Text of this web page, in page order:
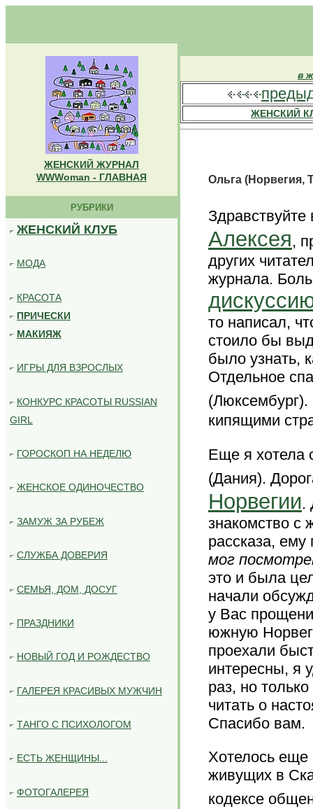
ЖЕНСКИЙ ЖУРНАЛ
WWWoman - ГЛАВНАЯ
РУБРИКИ
ЖЕНСКИЙ КЛУБ
МОДА
КРАСОТА
ПРИЧЕСКИ
МАКИЯЖ
ИГРЫ ДЛЯ ВЗРОСЛЫХ
КОНКУРС КРАСОТЫ RUSSIAN
GIRL
ГОРОСКОП НА НЕДЕЛЮ
ЖЕНСКОЕ ОДИНОЧЕСТВО
ЗАМУЖ ЗА РУБЕЖ
СЛУЖБА ДОВЕРИЯ
СЕМЬЯ, ДОМ, ДОСУГ
ПРАЗДНИКИ
НОВЫЙ ГОД И РОЖДЕСТВО
ГАЛЕРЕЯ КРАСИВЫХ МУЖЧИН
ТАНГО С ПСИХОЛОГОМ
ЕСТЬ ЖЕНЩИНЫ...
ФОТОГАЛЕРЕЯ
в
ЖЕНСКИЙ
Ольга (Норвегия,
Алексея,
других
журнала.
то написал,
стоило бы
было узнать,
Отдельное
кипящими
Еще я хотела
(Дания).
Норвегии.
знакомство с
рассказа, ему
мог
это и была
начали
у Вас
южную
проехали
интересны, я
раз, но
читать о
Спасибо вам.
Хотелось еще
живущих в
кодексе